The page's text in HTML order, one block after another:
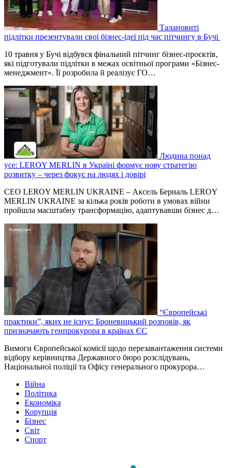
Талановиті
підлітки презентували свої бізнес-ідеї під час пітчингу в Бучі
10 травня у Бучі відбувся фінальний пітчинг бізнес-проєктів,
які підготували підлітки в межах освітньої програми «Бізнес-
менеджмент». Її розробила й реалізує ГО…
Людина понад
усе: LEROY MERLIN в Україні формує нову стратегію
розвитку – через фокус на людях і довірі
СЕО LEROY MERLIN UKRAINE – Аксель Берналь LEROY
MERLIN UKRAINE за кілька років роботи в умовах війни
пройшла масштабну трансформацію, адаптувавши бізнес д…
“Європейські
практики”, яких не існує: Броневицький розповів, як
призначають генпрокурора в країнах ЄС
Вимоги Європейської комісії щодо перезавантаження системи
відбору керівництва Державного бюро розслідувань,
Національної поліції та Офісу генерального прокурора…
Війна
Політика
Економіка
Корупція
Бізнес
Світ
Спорт